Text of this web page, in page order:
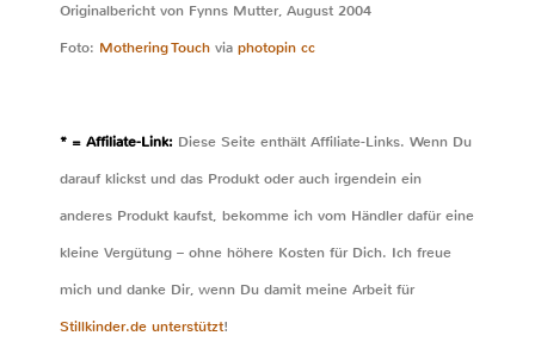
Originalbericht von Fynns Mutter, August 2004
Foto: Mothering Touch via photopin cc
* = Affiliate-Link: Diese Seite enthält Affiliate-Links. Wenn Du
darauf klickst und das Produkt oder auch irgendein ein
anderes Produkt kaufst, bekomme ich vom Händler dafür eine
kleine Vergütung – ohne höhere Kosten für Dich. Ich freue
mich und danke Dir, wenn Du damit meine Arbeit für
Stillkinder.de unterstützt!